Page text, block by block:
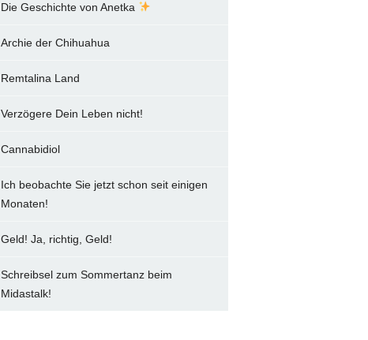
Die Geschichte von Anetka
Archie der Chihuahua
Remtalina Land
Verzögere Dein Leben nicht!
Cannabidiol
Ich beobachte Sie jetzt schon seit einigen
Monaten!
Geld! Ja, richtig, Geld!
Schreibsel zum Sommertanz beim
Midastalk!